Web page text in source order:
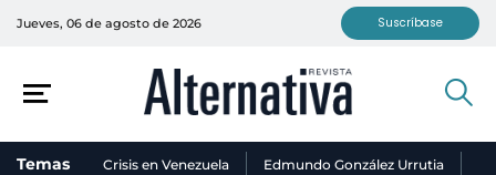
Jueves, 06 de agosto de 2026 Suscríbase
Temas Crisis en Venezuela Edmundo González Urrutia